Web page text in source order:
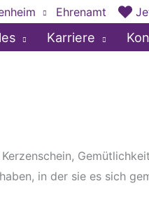
Ehrenamt
Karriere
in der sie es sich